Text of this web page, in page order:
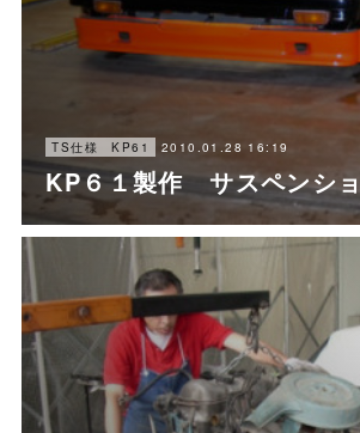
TS仕様 KP61 2010.01.28 16:19
KP６１製作 サスペンシ